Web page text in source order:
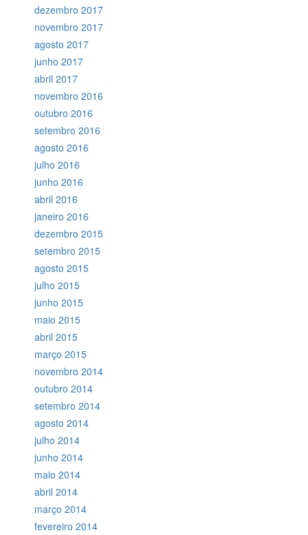
dezembro 2017
novembro 2017
agosto 2017
junho 2017
abril 2017
novembro 2016
outubro 2016
setembro 2016
agosto 2016
julho 2016
junho 2016
abril 2016
janeiro 2016
dezembro 2015
setembro 2015
agosto 2015
julho 2015
junho 2015
maio 2015
abril 2015
março 2015
novembro 2014
outubro 2014
setembro 2014
agosto 2014
julho 2014
junho 2014
maio 2014
abril 2014
março 2014
fevereiro 2014